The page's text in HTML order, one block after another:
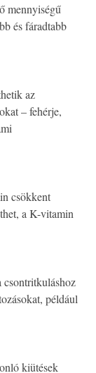
mennyiségű
és fáradtabb
az
– fehérje,
csökkent
a K-vitamin
például
kiütések